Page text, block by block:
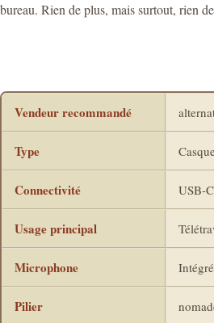
bureau. Rien de plus, mais surtout, rien
Vendeur recommandé
Type
Connectivité USB-
Usage principal
Microphone
Pilier